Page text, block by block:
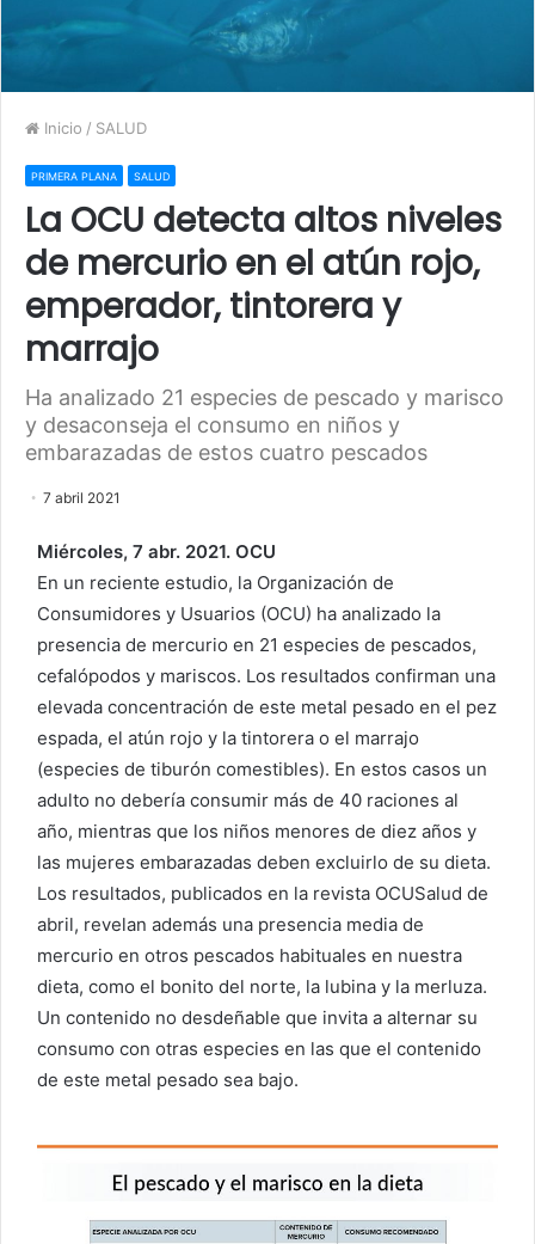
Inicio / SALUD
PRIMERA PLANA SALUD
La OCU detecta altos niveles
de mercurio en el atún rojo,
emperador, tintorera y
marrajo
Ha analizado 21 especies de pescado y marisco
y desaconseja el consumo en niños y
embarazadas de estos cuatro pescados
7 abril 2021
Miércoles, 7 abr. 2021. OCU
En un reciente estudio, la Organización de
Consumidores y Usuarios (OCU) ha analizado la
presencia de mercurio en 21 especies de pescados,
cefalópodos y mariscos. Los resultados confirman una
elevada concentración de este metal pesado en el pez
espada, el atún rojo y la tintorera o el marrajo
(especies de tiburón comestibles). En estos casos un
adulto no debería consumir más de 40 raciones al
año, mientras que los niños menores de diez años y
las mujeres embarazadas deben excluirlo de su dieta.
Los resultados, publicados en la revista OCUSalud de
abril, revelan además una presencia media de
mercurio en otros pescados habituales en nuestra
dieta, como el bonito del norte, la lubina y la merluza.
Un contenido no desdeñable que invita a alternar su
consumo con otras especies en las que el contenido
de este metal pesado sea bajo.